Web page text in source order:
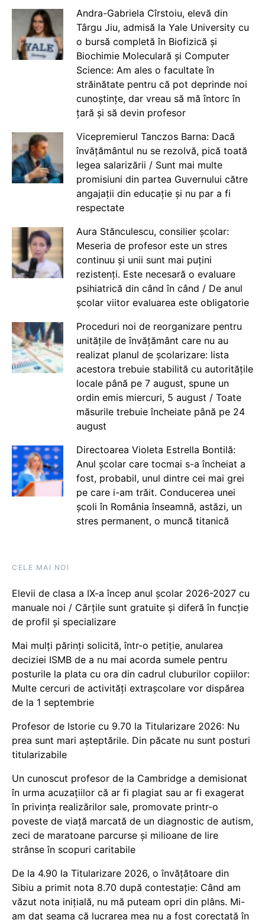
Andra-Gabriela Cîrstoiu, elevă din
Târgu Jiu, admisă la Yale University cu
o bursă completă în Biofizică și
Biochimie Moleculară și Computer
Science: Am ales o facultate în
străinătate pentru că pot deprinde noi
cunoștințe, dar vreau să mă întorc în
țară și să devin profesor
Vicepremierul Tanczos Barna: Dacă
învățământul nu se rezolvă, pică toată
legea salarizării / Sunt mai multe
promisiuni din partea Guvernului către
angajații din educație și nu par a fi
respectate
Aura Stănculescu, consilier școlar:
Meseria de profesor este un stres
continuu și unii sunt mai puțini
rezistenți. Este necesară o evaluare
psihiatrică din când în când / De anul
școlar viitor evaluarea este obligatorie
Proceduri noi de reorganizare pentru
unitățile de învățământ care nu au
realizat planul de școlarizare: lista
acestora trebuie stabilită cu autoritățile
locale până pe 7 august, spune un
ordin emis miercuri, 5 august / Toate
măsurile trebuie încheiate până pe 24
august
Directoarea Violeta Estrella Bontilă:
Anul școlar care tocmai s-a încheiat a
fost, probabil, unul dintre cei mai grei
pe care i-am trăit. Conducerea unei
școli în România înseamnă, astăzi, un
stres permanent, o muncă titanică
CELE MAI NOI
Elevii de clasa a IX-a încep anul școlar 2026-2027 cu
manuale noi / Cărțile sunt gratuite și diferă în funcție
de profil și specializare
Mai mulți părinți solicită, într-o petiție, anularea
deciziei ISMB de a nu mai acorda sumele pentru
posturile la plata cu ora din cadrul cluburilor copiilor:
Multe cercuri de activități extrașcolare vor dispărea
de la 1 septembrie
Profesor de Istorie cu 9.70 la Titularizare 2026: Nu
prea sunt mari așteptările. Din păcate nu sunt posturi
titularizabile
Un cunoscut profesor de la Cambridge a demisionat
în urma acuzațiilor că ar fi plagiat sau ar fi exagerat
în privința realizărilor sale, promovate printr-o
poveste de viață marcată de un diagnostic de autism,
zeci de maratoane parcurse și milioane de lire
strânse în scopuri caritabile
De la 4.90 la Titularizare 2026, o învățătoare din
Sibiu a primit nota 8.70 după contestație: Când am
văzut nota inițială, nu mă puteam opri din plâns. Mi-
am dat seama că lucrarea mea nu a fost corectată în